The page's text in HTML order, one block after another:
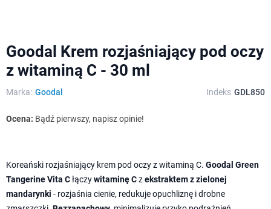
Goodal Krem rozjaśniający pod oczy
z witaminą C - 30 ml
Marka: Goodal Indeks GDL850
Ocena: Bądź pierwszy, napisz opinie!
Koreański rozjaśniający krem pod oczy z witaminą C. Goodal Green
Tangerine Vita Cłączywitaminę Czekstraktem z zielonej
mandarynki - rozjaśnia cienie, redukuje opuchliznę i drobne